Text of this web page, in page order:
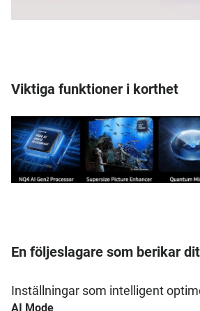
Viktiga funktioner i korthet
En följeslagare som berikar
Inställningar som intelligent
AI Mode